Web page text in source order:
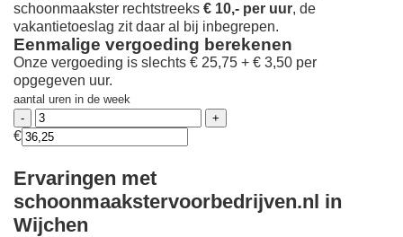
schoonmaakster rechtstreeks € 10,- per uur, de
vakantietoeslag zit daar al bij inbegrepen.
Eenmalige vergoeding berekenen
Onze vergoeding is slechts € 25,75 + € 3,50 per
opgegeven uur.
aantal uren in de week
€
Ervaringen met
schoonmaakstervoorbedrijven.nl in
Wijchen